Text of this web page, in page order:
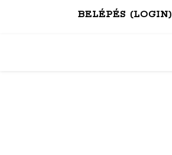
BELÉPÉS (LOGIN)